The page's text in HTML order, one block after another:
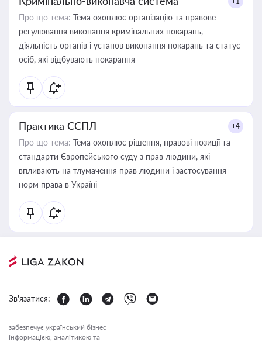
Про що тема: Тема охоплює організацію та правове
регулювання виконання кримінальних покарань,
діяльність органів і установ виконання покарань та статус
осіб, які відбувають покарання
Практика ЄСПЛ +4
Про що тема: Тема охоплює рішення, правові позиції та
стандарти Європейського суду з прав людини, які
впливають на тлумачення прав людини і застосування
норм права в Україні
Зв'язатися:
забезпечує український бізнес
інформацією, аналітикою та